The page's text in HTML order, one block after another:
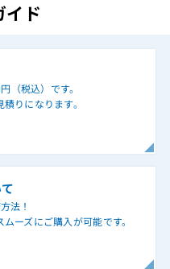
イド
（税込）です。
りになります。
法！
ーズにご購入が可能です。